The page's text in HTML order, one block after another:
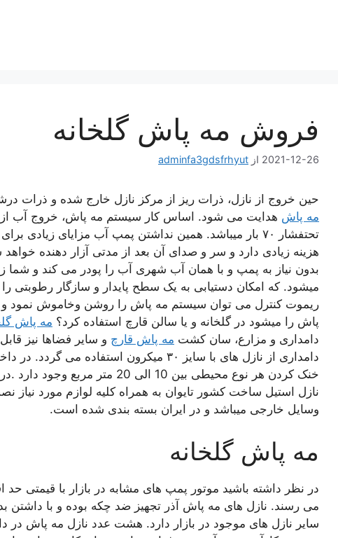
فروش مه پاش گلخانه
2021-12-26 از adminfa3gdsfrhyut
حین خروج از نازل، ذرات ریز از مرکز نازل خارج شده و ذرات
مه پاش هدایت می شود. اساس کار سیستم مه پاش، خروج آب از
تحتفشار ۷۰ بار میباشد. همین نداشتن پمپ آب مزایای
هزینه زیادی دارد و سر و صدای آن بعد از مدتی آزار دهنده
بدون نیاز به پمپ و با همان آب شهری آب را پودر می کند و شما
میشود. که امکان دستیابی به یک سطح پایدار و سازگار رطوبتی را
ریموت کنترل می توان سیستم مه پاش را روشن وخاموش نمود و
پاش را میشود در گلخانه و یا سالن قارچ استفاده کرد؟ مه پاش
دامداری و مزارع، سان کشت مه پاش قارچ و سایر فضاها نیز
دامداری از نازل های با سایز ۳۰ میکرون
نازل استیل ساخت کشور تایوان به همراه کلیه لوازم مورد نیاز
وسایل خارجی میباشد و در ایران بسته بندی شده است.
مه پاش گلخانه
می رسند. نازل های مه پاش آذر تجهیز ضد چکه بوده و با داشتن
سایر نازل های موجود در بازار دارد. هشت عدد نازل مه پاش در